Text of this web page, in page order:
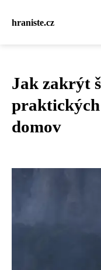
hraniste.cz
Jak zakrýt
praktických
domov